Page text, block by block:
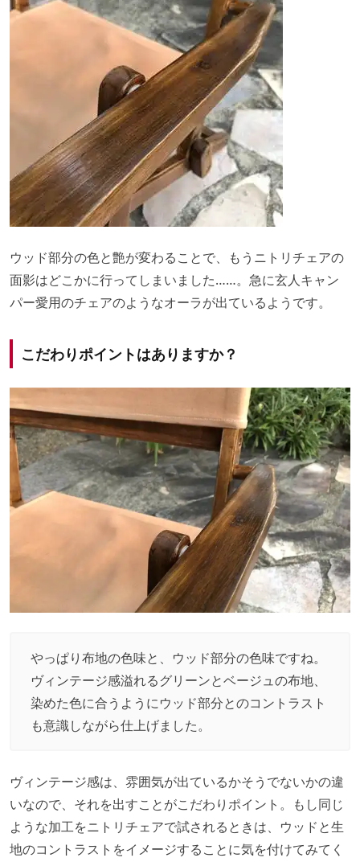
ウッド部分の色と艶が変わることで、もうニトリチェアの
面影はどこかに行ってしまいました……。急に玄人キャン
パー愛用のチェアのようなオーラが出ているようです。
こだわりポイントはありますか？
やっぱり布地の色味と、ウッド部分の色味ですね。
ヴィンテージ感溢れるグリーンとベージュの布地、
染めた色に合うようにウッド部分とのコントラスト
も意識しながら仕上げました。
ヴィンテージ感は、雰囲気が出ているかそうでないかの違
いなので、それを出すことがこだわりポイント。もし同じ
ような加工をニトリチェアで試されるときは、ウッドと生
地のコントラストをイメージすることに気を付けてみてく